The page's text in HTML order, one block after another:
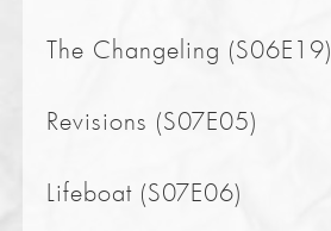
The Changeling (S06E19)
Revisions (S07E05)
Lifeboat (S07E06)